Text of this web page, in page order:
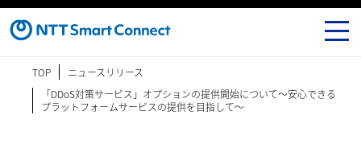
TOP
ニュースリリース
「DDoS対策サービス」オプションの提供開始について～安心できる
プラットフォームサービスの提供を目指して～